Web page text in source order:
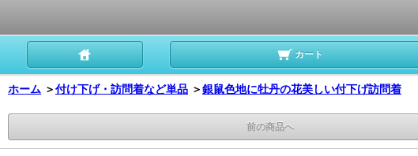
カート
ホーム ＞付け下げ・訪問着など単品 ＞銀鼠色地に牡丹の花美しい付下げ訪問着
前の商品へ